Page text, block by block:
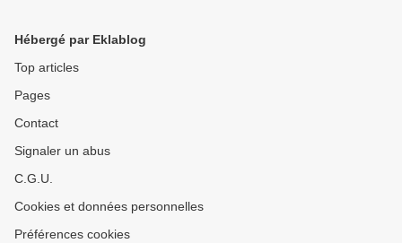
Hébergé par Eklablog
Top articles
Pages
Contact
Signaler un abus
C.G.U.
Cookies et données personnelles
Préférences cookies